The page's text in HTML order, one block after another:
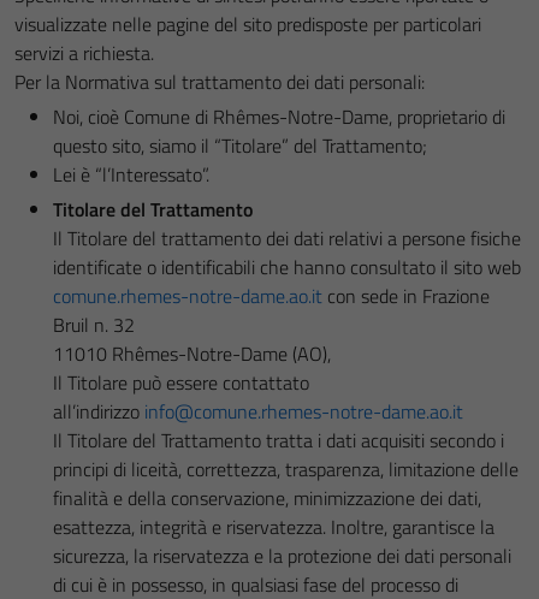
visualizzate nelle pagine del sito predisposte per particolari
servizi a richiesta.
Per la Normativa sul trattamento dei dati personali:
Noi, cioè Comune di Rhêmes-Notre-Dame, proprietario di
questo sito, siamo il “Titolare” del Trattamento;
Lei è “l’Interessato”.
Titolare del Trattamento
Il Titolare del trattamento dei dati relativi a persone fisiche
identificate o identificabili che hanno consultato il sito web
comune.rhemes-notre-dame.ao.it con sede in Frazione
Bruil n. 32
11010 Rhêmes-Notre-Dame (AO),
Il Titolare può essere contattato
all’indirizzo info@comune.rhemes-notre-dame.ao.it
Il Titolare del Trattamento tratta i dati acquisiti secondo i
principi di liceità, correttezza, trasparenza, limitazione delle
finalità e della conservazione, minimizzazione dei dati,
esattezza, integrità e riservatezza. Inoltre, garantisce la
sicurezza, la riservatezza e la protezione dei dati personali
di cui è in possesso, in qualsiasi fase del processo di